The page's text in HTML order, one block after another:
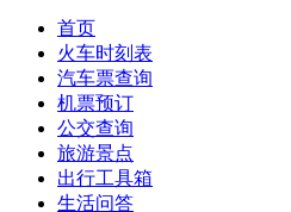
首页
火车时刻表
汽车票查询
机票预订
公交查询
旅游景点
出行工具箱
生活问答